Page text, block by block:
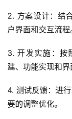
页
2. 方案设计：结
户界面和交互流程
3. 开发实施：按
建、功能实现和界
4. 测试反馈：进
要的调整优化。